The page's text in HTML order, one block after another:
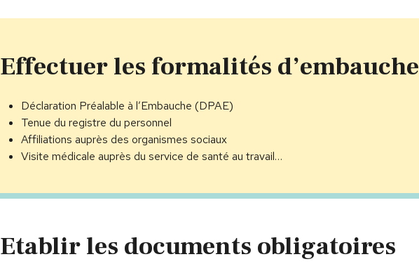
Effectuer les formalités d’embauche
Déclaration Préalable à l’Embauche (DPAE)
Tenue du registre du personnel
Affiliations auprès des organismes sociaux
Visite médicale auprès du service de santé au travail…
Etablir les documents obligatoires